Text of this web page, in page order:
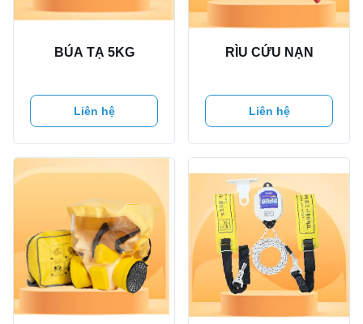
BÚA TẠ 5KG
Liên hệ
RÌU CỨU NẠN
Liên hệ